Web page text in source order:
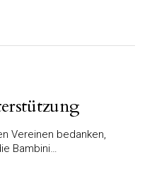
Vereinen bedanken,
Bambini…